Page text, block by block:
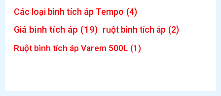
Các loại bình tích áp Tempo (4)
Giá bình tích áp (19) ruột bình tích áp (2)
Ruột bình tích áp Varem 500L (1)